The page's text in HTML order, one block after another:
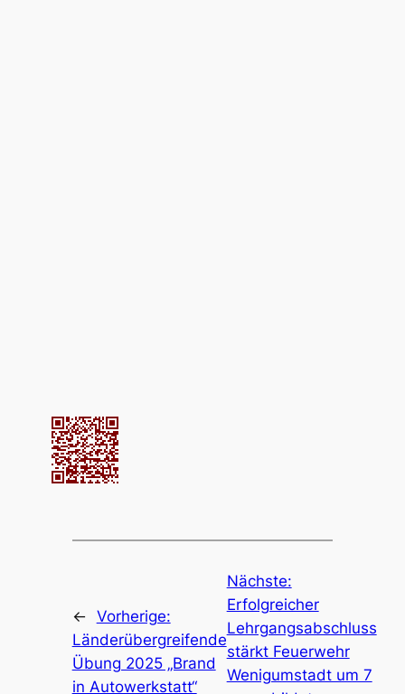
← Vorherige:
Länderübergreifende
Übung 2025 „Brand
in Autowerkstatt“
Nächste:
Erfolgreicher
Lehrgangsabschluss
stärkt Feuerwehr
Wenigumstadt um 7